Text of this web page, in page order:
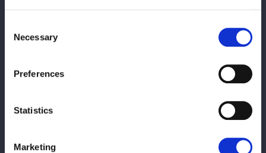
Selection
Necessary
Preferences
Statistics
Marketing
エルボーを放つ。だが、最後はHANAKOがJPコースターで鉄に勝
すると試合後、マイクを握った山下は「HANAKO、今日は勝利お
うに感じる。そこでお前にプレゼントを考えてきた」と切り出し
2・7大阪大会のユニット対抗戦ではMVLがEXVに勝利。敗れた